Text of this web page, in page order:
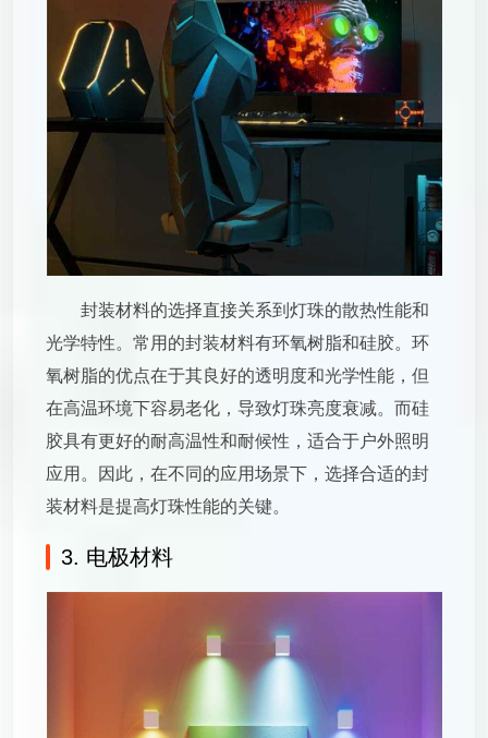
封装材料的选择直接关系到灯珠的散热性能和
光学特性。常用的封装材料有环氧树脂和硅胶。环
氧树脂的优点在于其良好的透明度和光学性能，但
在高温环境下容易老化，导致灯珠亮度衰减。而硅
胶具有更好的耐高温性和耐候性，适合于户外照明
应用。因此，在不同的应用场景下，选择合适的封
装材料是提高灯珠性能的关键。
3. 电极材料